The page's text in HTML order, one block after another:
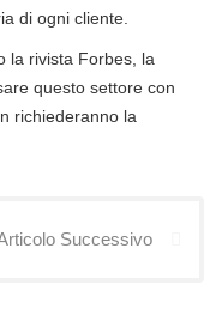
di ogni cliente.
la rivista Forbes, la
questo settore con
richiederanno la
Successivo